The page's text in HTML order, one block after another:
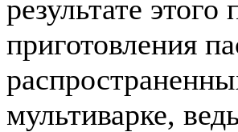
результате
приготовления
мультиварке,